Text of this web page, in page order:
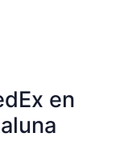
en